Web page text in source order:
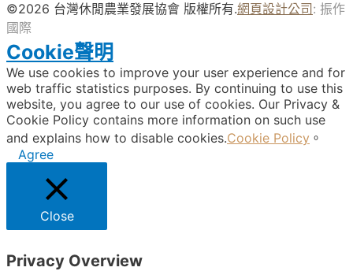
©2026 台灣休閒農業發展協會 版權所有.網頁設計公司 : 振作
國際
Cookie聲明
We use cookies to improve your user experience and for
web traffic statistics purposes. By continuing to use this
website, you agree to our use of cookies. Our Privacy &
Cookie Policy contains more information on such use
and explains how to disable cookies.Cookie Policy 。
Agree
Close
Privacy Overview